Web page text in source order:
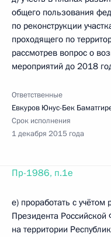
общего пользования
по реконструкции
проходящего по
рассмотрев вопрос о
мероприятий до 2018
Ответственные
Евкуров Юнус-Бек
Срок исполнения
1 декабря 2015 года
Пр-1986, п.1е
е) проработать с учётом
Президента
на территории